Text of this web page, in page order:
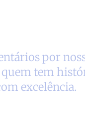
por
tem
excelência.